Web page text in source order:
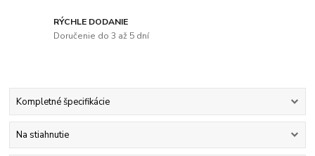
RÝCHLE DODANIE
Doručenie do 3 až 5 dní
Kompletné špecifikácie
Na stiahnutie